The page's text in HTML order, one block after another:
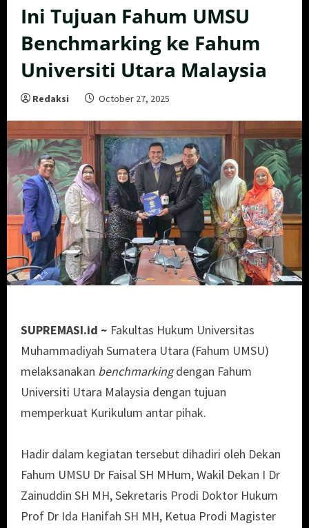
Ini Tujuan Fahum UMSU
Benchmarking ke Fahum
Universiti Utara Malaysia
Redaksi October 27, 2025
SUPREMASI.id ~ Fakultas Hukum Universitas
Muhammadiyah Sumatera Utara (Fahum UMSU)
melaksanakan benchmarkingdengan Fahum
Universiti Utara Malaysia dengan tujuan
memperkuat Kurikulum antar pihak.
Hadir dalam kegiatan tersebut dihadiri oleh Dekan
Fahum UMSU Dr Faisal SH MHum, Wakil Dekan I Dr
Zainuddin SH MH, Sekretaris Prodi Doktor Hukum
Prof Dr Ida Hanifah SH MH, Ketua Prodi Magister